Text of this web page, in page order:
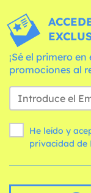
¡Sé el primero
promociones al
He leído y
privacidad de